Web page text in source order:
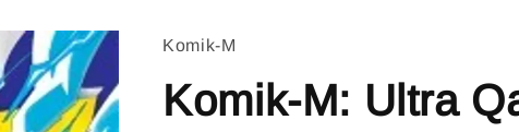
Komik-M
Komik-M: Ultra